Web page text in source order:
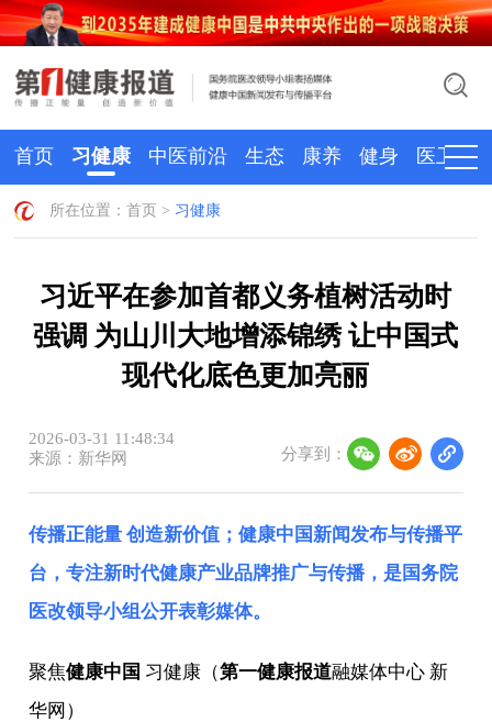
首页 习健康 中医前沿 生态 康养 健身 医卫
所在位置：首页 > 习健康
习近平在参加首都义务植树活动时
强调 为山川大地增添锦绣 让中国式
现代化底色更加亮丽
2026-03-31 11:48:34
来源：新华网
分享到：
传播正能量 创造新价值；健康中国新闻发布与传播平
台，专注新时代健康产业品牌推广与传播，是国务院
医改领导小组公开表彰媒体。
聚焦健康中国 习健康（第一健康报道融媒体中心 新
华网）